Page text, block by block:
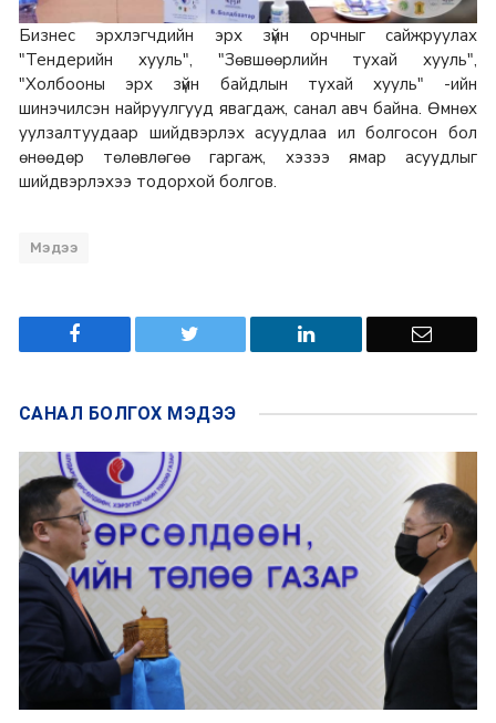
Бизнес эрхлэгчдийн эрх зүйн орчныг сайжруулах
"Тендерийн хууль", "Зөвшөөрлийн тухай хууль",
"Холбооны эрх зүйн байдлын тухай хууль" -ийн
шинэчилсэн найруулгууд явагдаж, санал авч байна. Өмнөх
уулзалтуудаар шийдвэрлэх асуудлаа ил болгосон бол
өнөөдөр төлөвлөгөө гаргаж, хэзээ ямар асуудлыг
шийдвэрлэхээ тодорхой болгов.
Мэдээ
САНАЛ БОЛГОХ МЭДЭЭ